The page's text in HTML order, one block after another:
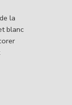
la
blanc